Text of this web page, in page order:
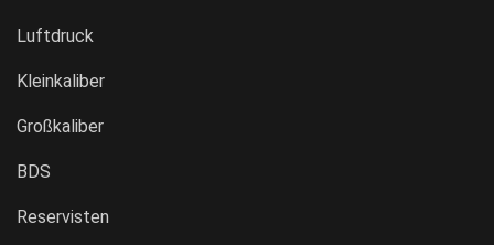
Luftdruck
Kleinkaliber
Großkaliber
BDS
Reservisten